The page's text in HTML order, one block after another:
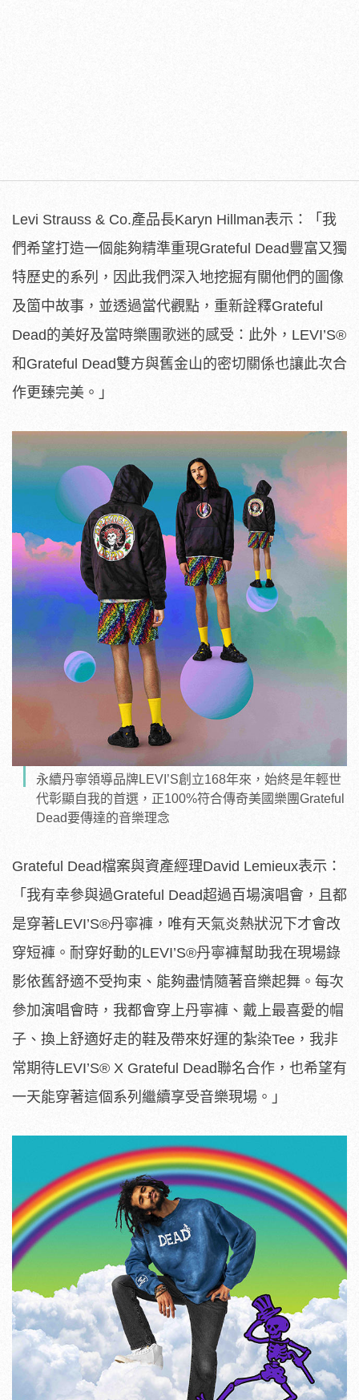
Levi Strauss & Co.產品長Karyn Hillman表示：「我
們希望打造一個能夠精準重現Grateful Dead豐富又獨
特歷史的系列，因此我們深入地挖掘有關他們的圖像
及箇中故事，並透過當代觀點，重新詮釋Grateful
Dead的美好及當時樂團歌迷的感受：此外，LEVI’S®
和Grateful Dead雙方與舊金山的密切關係也讓此次合
作更臻完美。」
永續丹寧領導品牌LEVI’S創立168年來，始終是年輕世
代彰顯自我的首選，正100%符合傳奇美國樂團Grateful
Dead要傳達的音樂理念
Grateful Dead檔案與資產經理David Lemieux表示：
「我有幸參與過Grateful Dead超過百場演唱會，且都
是穿著LEVI’S®丹寧褲，唯有天氣炎熱狀況下才會改
穿短褲。耐穿好動的LEVI’S®丹寧褲幫助我在現場錄
影依舊舒適不受拘束、能夠盡情隨著音樂起舞。每次
參加演唱會時，我都會穿上丹寧褲、戴上最喜愛的帽
子、換上舒適好走的鞋及帶來好運的紮染Tee，我非
常期待LEVI’S® X Grateful Dead聯名合作，也希望有
一天能穿著這個系列繼續享受音樂現場。」